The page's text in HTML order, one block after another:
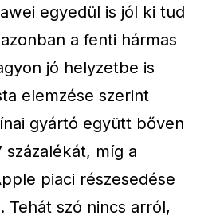
egyedül is jól ki tud
a fenti hármas
jó helyzetbe is
elemzése szerint
gyártó együtt bőven
míg a
piaci részesedése
Tehát szó nincs arról,